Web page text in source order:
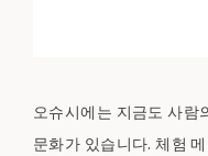
오슈시에는 지금도 사람
문화가 있습니다. 체험